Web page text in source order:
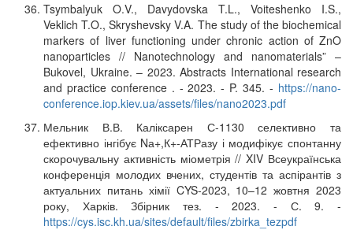
Tsymbalyuk O.V., Davydovska T.L., Voiteshenko I.S.,
Veklich T.O., Skryshevsky V.A. The study of the biochemical
markers of liver functioning under chronic action of ZnO
nanoparticles // Nanotechnology and nanomaterials” –
Bukovel, Ukraine. – 2023. Abstracts International research
and practice conference . - 2023. - P. 345. - https://nano-
conference.iop.kiev.ua/assets/files/nano2023.pdf
Мельник В.В. Каліксарен С-1130 селективно та
ефективно інгібує Nа+,К+-АТРазу і модифікує спонтанну
скорочувальну активність міометрія // XIV Всеукраїнська
конференція молодих вчених, студентів та аспірантів з
актуальних питань хімії CYS-2023, 10–12 жовтня 2023
року, Харків. Збірник тез. - 2023. - С. 9. -
https://cys.isc.kh.ua/sites/default/files/zbirka_tezpdf